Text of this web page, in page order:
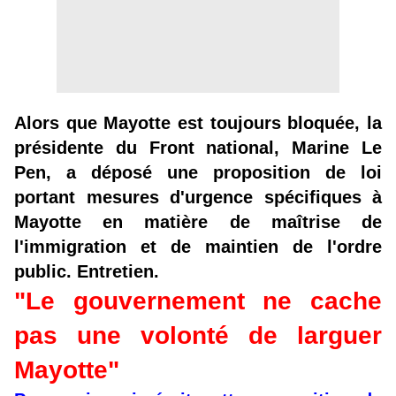
Alors que Mayotte est toujours bloquée, la
présidente du Front national, Marine Le
Pen, a déposé une proposition de loi
portant mesures d'urgence spécifiques à
Mayotte en matière de maîtrise de
l'immigration et de maintien de l'ordre
public. Entretien.
"Le gouvernement ne cache
pas une volonté de larguer
Mayotte"